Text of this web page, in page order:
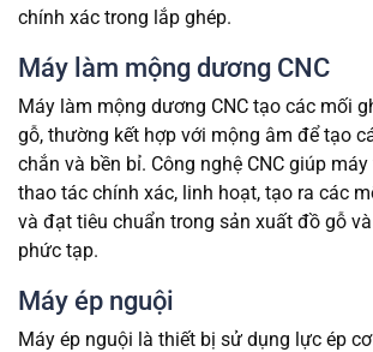
chính xác trong lắp ghép.
Máy làm mộng dương CNC
Máy làm mộng dương CNC tạo các mối
gỗ, thường kết hợp với mộng âm để tạo
chắn và bền bỉ. Công nghệ CNC giúp
thao tác chính xác, linh hoạt, tạo ra các
và đạt tiêu chuẩn trong sản xuất đồ gỗ
phức tạp.
Máy ép nguội
Máy ép nguội là thiết bị sử dụng lực ép